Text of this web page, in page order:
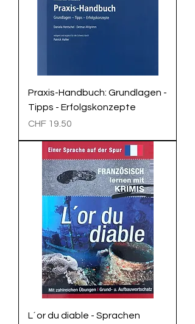
Praxis-Handbuch: Grundlagen -
Tipps - Erfolgskonzepte
Preis
CHF 19.50
L´or du diable - Sprachen